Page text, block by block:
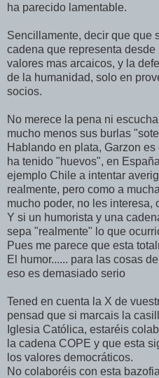
ha parecido lamentable.
Sencillamente, decir que que
cadena que representa
valores mas arcaicos, y la
de la humanidad, solo en
socios.
No merece la pena ni
mucho menos sus burlas
Hablando en plata, Garzon
ha tenido "huevos", en
ejemplo Chile a intentar
realmente, pero como a
mucho poder, no les interesa,
Y si un humorista y una
sepa "realmente" lo que
Pues me parece que esta
El humor...... para las cosas
eso es demasiado serio
Tened en cuenta la X de
pensad que si marcais la
Iglesia Católica, estaréis
la cadena COPE y que esta
los valores democráticos.
No colaboréis con esta